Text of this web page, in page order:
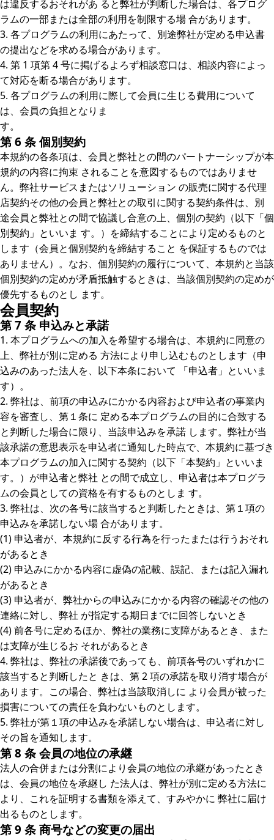
は違反するおそれがあ ると弊社が判断した場合は、各プログ
ラムの一部または全部の利用を制限する場 合があります。
3. 各プログラムの利用にあたって、別途弊社が定める申込書
の提出などを求める場合があります。
4. 第 1 項第 4 号に掲げるよろず相談窓口は、相談内容によっ
て対応を断る場合があります。
5. 各プログラムの利用に際して会員に生じる費用について
は、会員の負担となりま
す。
第 6 条 個別契約
本規約の各条項は、会員と弊社との間のパートナーシップが本
規約の内容に拘束 されることを意図するものではありませ
ん。弊社サービスまたはソリューション の販売に関する代理
店契約その他の会員と弊社との取引に関する契約条件は、別
途会員と弊社との間で協議し合意の上、個別の契約（以下「個
別契約」といいま す。）を締結することにより定めるものと
します（会員と個別契約を締結すること を保証するものでは
ありません）。なお、個別契約の履行について、本規約と当該
個別契約の定めが矛盾抵触するときは、当該個別契約の定めが
優先するものとし ます。
会員契約
第 7 条 申込みと承諾
1. 本プログラムへの加入を希望する場合は、本規約に同意の
上、弊社が別に定める 方法により申し込むものとします（申
込みのあった法人を、以下本条において 「申込者」といいま
す）。
2. 弊社は、前項の申込みにかかる内容および申込者の事業内
容を審査し、第１条に 定める本プログラムの目的に合致する
と判断した場合に限り、当該申込みを承諾 します。弊社が当
該承諾の意思表示を申込者に通知した時点で、本規約に基づき
本プログラムの加入に関する契約（以下「本契約」といいま
す。）が申込者と弊社 との間で成立し、申込者は本プログラ
ムの会員としての資格を有するものとしま す。
3. 弊社は、次の各号に該当すると判断したときは、第１項の
申込みを承諾しない場 合があります。
(1) 申込者が、本規約に反する行為を行ったまたは行うおそれ
があるとき
(2) 申込みにかかる内容に虚偽の記載、誤記、または記入漏れ
があるとき
(3) 申込者が、弊社からの申込みにかかる内容の確認その他の
連絡に対し、弊社 が指定する期日までに回答しないとき
(4) 前各号に定めるほか、弊社の業務に支障があるとき、また
は支障が生じるお それがあるとき
4. 弊社は、弊社の承諾後であっても、前項各号のいずれかに
該当すると判断したと きは、第 2 項の承諾を取り消す場合が
あります。この場合、弊社は当該取消しに より会員が被った
損害についての責任を負わないものとします。
5. 弊社が第１項の申込みを承諾しない場合は、申込者に対し
その旨を通知します。
第 8 条 会員の地位の承継
法人の合併または分割により会員の地位の承継があったとき
は、会員の地位を承継し た法人は、弊社が別に定める方法に
より、これを証明する書類を添えて、すみやかに 弊社に届け
出るものとします。
第 9 条 商号などの変更の届出